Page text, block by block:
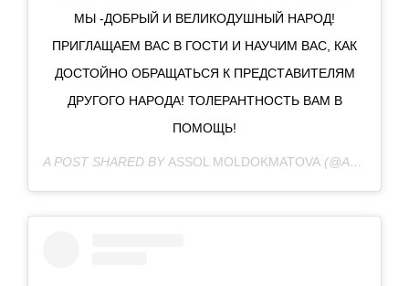
МЫ -ДОБРЫЙ И ВЕЛИКОДУШНЫЙ НАРОД!
ПРИГЛАЩАЕМ ВАС В ГОСТИ И НАУЧИМ ВАС, КАК
ДОСТОЙНО ОБРАЩАТЬСЯ К ПРЕДСТАВИТЕЛЯМ
ДРУГОГО НАРОДА! ТОЛЕРАНТНОСТЬ ВАМ В
ПОМОЩЬ!
A POST SHARED BYASSOL MOLDOKMATOVA (@ASSOL_MOLDOKMATOVA) ON